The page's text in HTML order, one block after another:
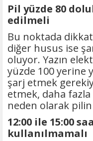
Pil yüzde 80
edilmeli
Bu noktada
diğer husus ise
oluyor. Yazın
yüzde 100 yerine
şarj etmek
etmek, daha fazla
neden olarak
12:00 ile 15:00
kullanılmamalı